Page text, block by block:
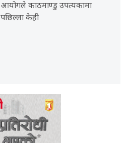
आयोगले काठमाण्डु उपत्यकामा
पछिल्ला केही